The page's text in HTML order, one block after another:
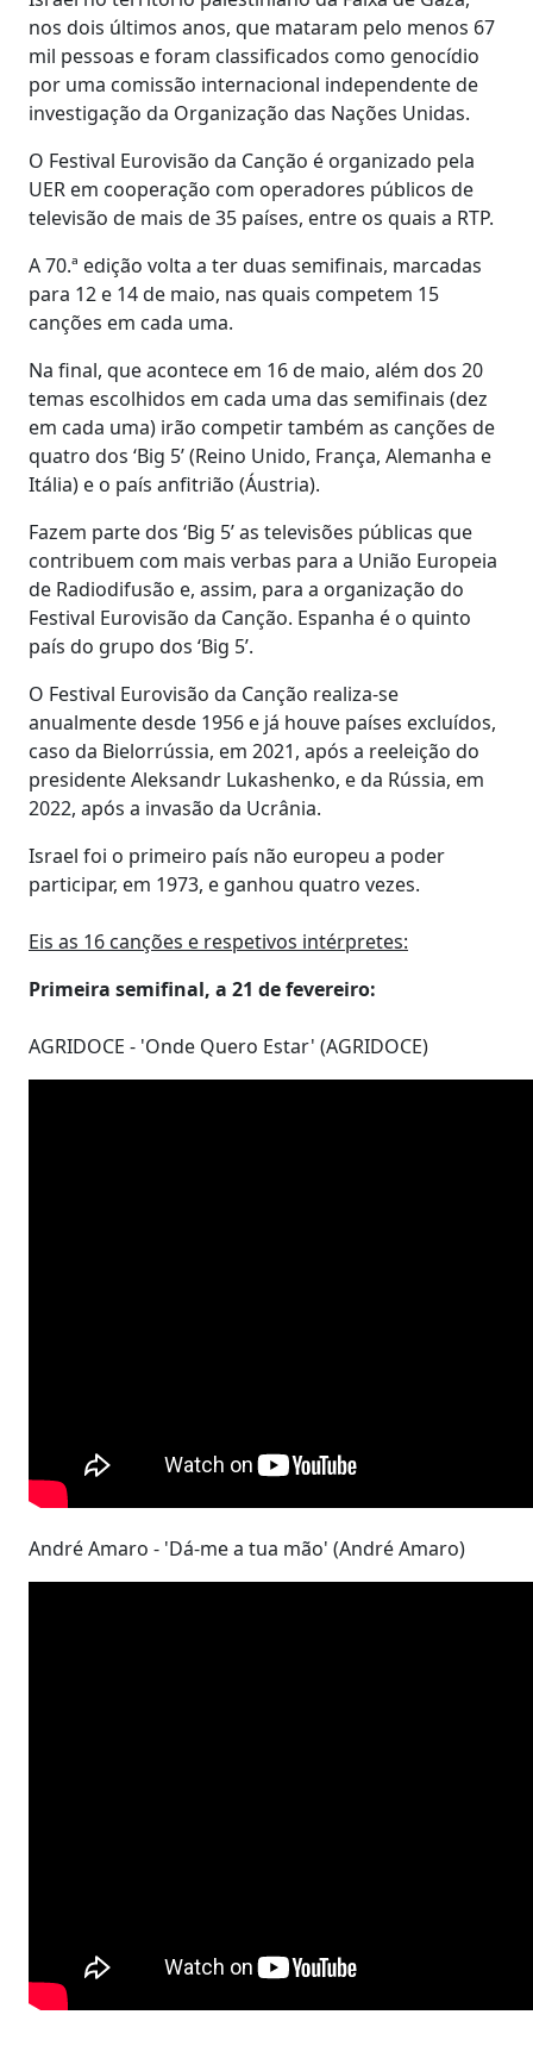
nos dois últimos anos, que mataram pelo menos 67
mil pessoas e foram classificados como genocídio
por uma comissão internacional independente de
investigação da Organização das Nações Unidas.
O Festival Eurovisão da Canção é organizado pela
UER em cooperação com operadores públicos de
televisão de mais de 35 países, entre os quais a RTP.
A 70.ª edição volta a ter duas semifinais, marcadas
para 12 e 14 de maio, nas quais competem 15
canções em cada uma.
Na final, que acontece em 16 de maio, além dos 20
temas escolhidos em cada uma das semifinais (dez
em cada uma) irão competir também as canções de
quatro dos ‘Big 5’ (Reino Unido, França, Alemanha e
Itália) e o país anfitrião (Áustria).
Fazem parte dos ‘Big 5’ as televisões públicas que
contribuem com mais verbas para a União Europeia
de Radiodifusão e, assim, para a organização do
Festival Eurovisão da Canção. Espanha é o quinto
país do grupo dos ‘Big 5’.
O Festival Eurovisão da Canção realiza-se
anualmente desde 1956 e já houve países excluídos,
caso da Bielorrússia, em 2021, após a reeleição do
presidente Aleksandr Lukashenko, e da Rússia, em
2022, após a invasão da Ucrânia.
Israel foi o primeiro país não europeu a poder
participar, em 1973, e ganhou quatro vezes.
Eis as 16 canções e respetivos intérpretes:
Primeira semifinal, a 21 de fevereiro:
AGRIDOCE - 'Onde Quero Estar' (AGRIDOCE)
André Amaro - 'Dá-me a tua mão' (André Amaro)